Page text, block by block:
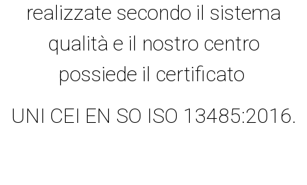
realizzate secondo il sistema
qualità e il nostro centro
possiede il certificato
UNI CEI EN SO ISO 13485:2016.